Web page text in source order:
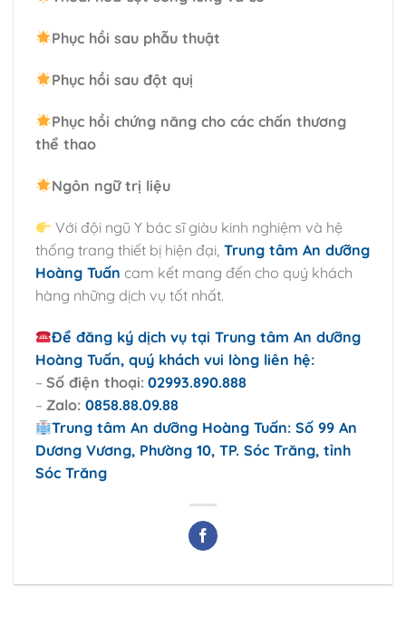
Phục hồi sau phẫu thuật
Phục hồi sau đột quị
Phục hồi chứng năng cho các chấn thương
thể thao
Ngôn ngữ trị liệu
Với đội ngũ Y bác sĩ giàu kinh nghiệm và hệ
thống trang thiết bị hiện đại, Trung tâm An dưỡng
Hoàng Tuấn cam kết mang đến cho quý khách
hàng những dịch vụ tốt nhất.
Để đăng ký dịch vụ tại Trung tâm An dưỡng
Hoàng Tuấn, quý khách vui lòng liên hệ:
– Số điện thoại: 02993.890.888
– Zalo: 0858.88.09.88
Trung tâm An dưỡng Hoàng Tuấn: Số 99 An
Dương Vương, Phường 10, TP. Sóc Trăng, tỉnh
Sóc Trăng